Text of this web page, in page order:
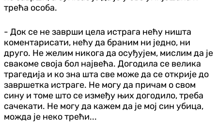
трећа особа.
- Док се не заврши цела истрага нећу ништа
коментарисати, нећу да браним ни једно, ни
друго. Не желим никога да осуђујем, мислим да је
свакоме своја бол највећа. Догодила се велика
трагедија и ко зна шта све може да се открије до
завршетка истраге. Не могу да причам о свом
сину и томе што се између њих догодило, треба
сачекати. Не могу да кажем да је мој син убица,
можда је неко трећи...